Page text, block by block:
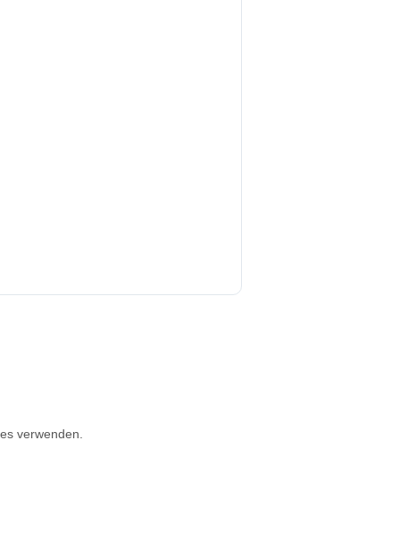
verwenden.